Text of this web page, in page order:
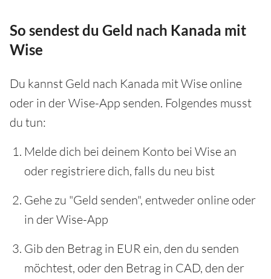
So sendest du Geld nach Kanada mit
Wise
Du kannst Geld nach Kanada mit Wise online
oder in der Wise-App senden. Folgendes musst
du tun:
Melde dich bei deinem Konto bei Wise an
oder registriere dich, falls du neu bist
Gehe zu "Geld senden", entweder online oder
in der Wise-App
Gib den Betrag in EUR ein, den du senden
möchtest, oder den Betrag in CAD, den der